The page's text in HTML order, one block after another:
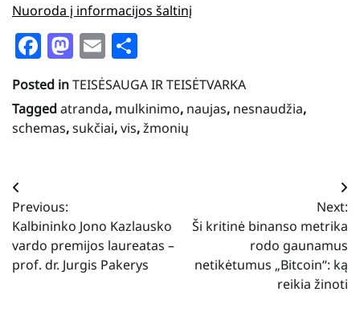
Nuoroda į informacijos šaltinį
Facebook
Mastodon
Email
Posted inTEISĖSAUGA IR TEISĖTVARKA
Taggedatranda, mulkinimo, naujas, nesnaudžia,
schemas,sukčiai,vis,žmonių
Navigacija
tarp
įrašų
Previous:
Kalbininko Jono Kazlausko
vardo premijos laureatas –
prof. dr. Jurgis Pakerys
Next:
Ši kritinė binanso metrika
rodo gaunamus
netikėtumus „Bitcoin“: ką
reikia žinoti